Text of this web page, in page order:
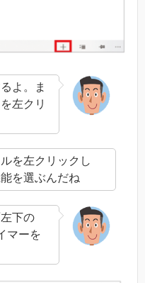
よ。ま
左クリ
を左クリックし
を選ぶんだね
下の
マーを